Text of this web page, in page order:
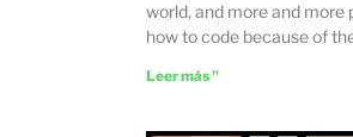
world, and more and more
how to code because of
Leer más "